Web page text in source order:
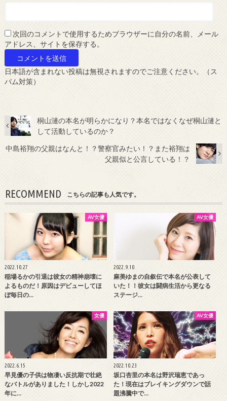
次回のコメントで使用するためブラウザーに自分の名前、メール
アドレス、サイトを保存する。
日本語が含まれない投稿は無視されますのでご注意ください。（ス
パム対策）
桐山漣の本名が明らかになり？本名ではなくなぜ桐山漣と
して活動しているのか？
中島裕翔の父親はなんと！？警察官みたい！？また裕翔は
父親似と公言している！？
RECOMMEND こちらの記事も人気です。
AV女優
2022.10.27
稲場るかの引退は彼女の精神崩壊に
よるものだ！原因はデビューしてほ
ぼ毎日の…
AV女優
2022.9.10
麻美ゆまの自叙伝で本名が公表して
いた！！彼女は闘病生活から更なる
ステージ…
女優
2022.6.15
早見優の子供は物凄い反抗期で壮絶
なバトルがありました！しかし2022
年に…
AV女優
2022.10.23
坂口杏里の本名は野沢瑞恵であっ
た！現在はブレイキングダウンで話
題沸騰中で…